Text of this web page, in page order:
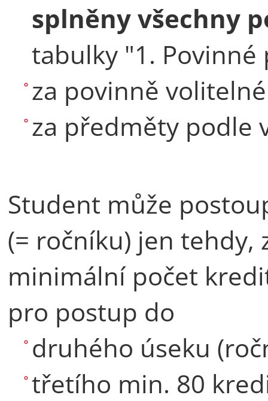
splněny všechny
tabulky "1.
za povinně
za předměty podle
Student může
(= ročníku) jen tehdy,
minimální počet
pro postup do
druhého úseku
třetího min. 80